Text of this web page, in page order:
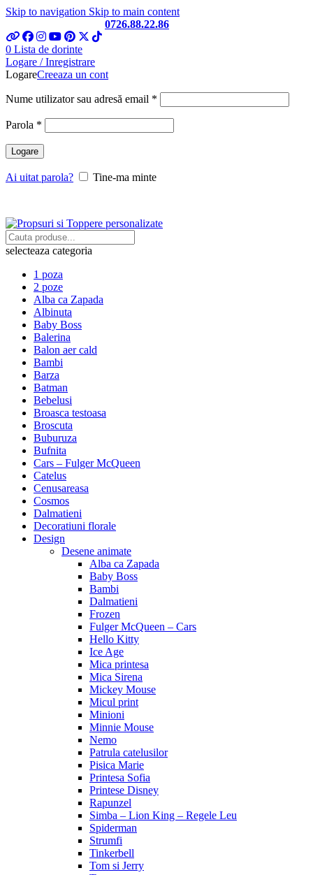
Skip to navigation Skip to main content
0726.88.22.86
0 Lista de dorinte
Logare / Inregistrare
LogareCreeaza un cont
Nume utilizator sau adresă email *
Parola *
Logare
Ai uitat parola? Tine-ma minte
selecteaza categoria
1 poza
2 poze
Alba ca Zapada
Albinuta
Baby Boss
Balerina
Balon aer cald
Bambi
Barza
Batman
Bebelusi
Broasca testoasa
Broscuta
Buburuza
Bufnita
Cars – Fulger McQueen
Catelus
Cenusareasa
Cosmos
Dalmatieni
Decoratiuni florale
Design
Desene animate
Alba ca Zapada
Baby Boss
Bambi
Dalmatieni
Frozen
Fulger McQueen – Cars
Hello Kitty
Ice Age
Mica printesa
Mica Sirena
Mickey Mouse
Micul print
Minioni
Minnie Mouse
Nemo
Patrula catelusilor
Pisica Marie
Printesa Sofia
Printese Disney
Rapunzel
Simba – Lion King – Regele Leu
Spiderman
Strumfi
Tinkerbell
Tom si Jerry